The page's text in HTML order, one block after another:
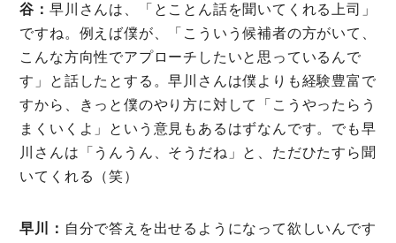
谷： 早川さんは、「とことん話を聞いてくれる上司」
ですね。例えば僕が、「こういう候補者の方がいて、
こんな方向性でアプローチしたいと思っているんで
す」と話したとする。早川さんは僕よりも経験豊富で
すから、きっと僕のやり方に対して「こうやったらう
まくいくよ」という意見もあるはずなんです。でも早
川さんは「うんうん、そうだね」と、ただひたすら聞
いてくれる（笑）
早川： 自分で答えを出せるようになって欲しいんです